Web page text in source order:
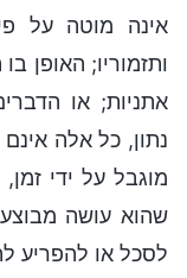
אינה מוטה על
ותזמוריו; האופן
אתניות; או
נתון, כל אלה
מוגבל על ידי
שהוא עושה מבוצע
לסכל או להפריע